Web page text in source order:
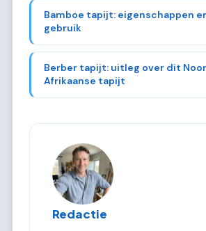
Bamboe tapijt: eigenschappen
gebruik
Berber tapijt: uitleg over dit
Afrikaanse tapijt
Redactie